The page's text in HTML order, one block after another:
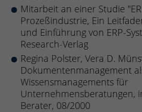
Mitarbeit an einer Studie
Prozeßindustrie, Ein
und Einführung von ERP-
Research-Verlag
Regina Polster, Vera D.
Dokumentenmanagement
Wissensmanagements für
Unternehmensberatungen,
Berater, 08/2000